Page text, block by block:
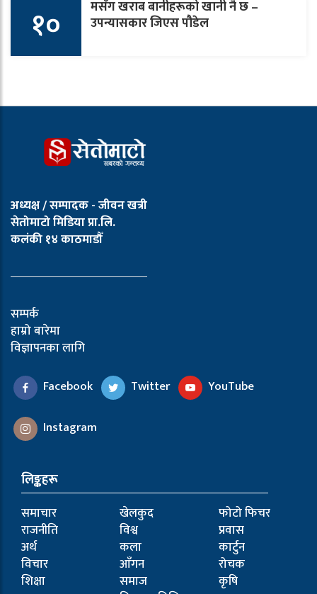
१० मसँग खराब बानीहरूको खानी नै छ –
उपन्यासकार जिएस पौडेल
अध्यक्ष / सम्पादक - जीवन खत्री
सेतोमाटो मिडिया प्रा.लि.
कलंकी १४ काठमाडौँ
सम्पर्क
हाम्रो बारेमा
विज्ञापनका लागि
Facebook
Twitter YouTube
Instagram
लिङ्कहरू
समाचार
राजनीति
अर्थ
विचार
शिक्षा
खेलकुद
विश्व
कला
आँगन
समाज
फोटो फिचर
प्रवास
कार्टुन
रोचक
कृषि